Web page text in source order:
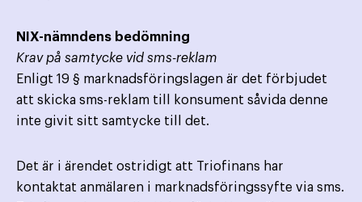
NIX-nämndens bedömning
Krav på samtycke vid sms-reklam
Enligt 19 § marknadsföringslagen är det förbjudet
att skicka sms-reklam till konsument såvida denne
inte givit sitt samtycke till det.
Det är i ärendet ostridigt att Triofinans har
kontaktat anmälaren i marknadsföringssyfte via sms.